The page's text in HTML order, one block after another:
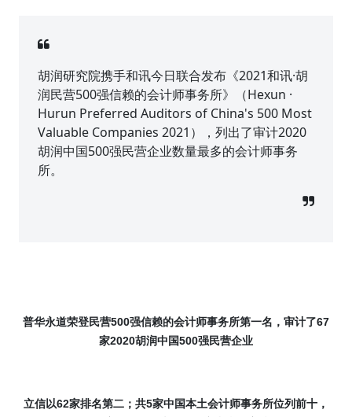
胡润研究院携手和讯今日联合发布《2021和讯·胡
润民营500强信赖的会计师事务所》（Hexun ·
Hurun Preferred Auditors of China's 500 Most
Valuable Companies 2021），列出了审计2020
胡润中国500强民营企业数量最多的会计师事务
所。
普华永道荣登民营500强信赖的会计师事务所第一名，审计了67
家2020胡润中国500强民营企业
立信以62家排名第二；共5家中国本土会计师事务所位列前十，